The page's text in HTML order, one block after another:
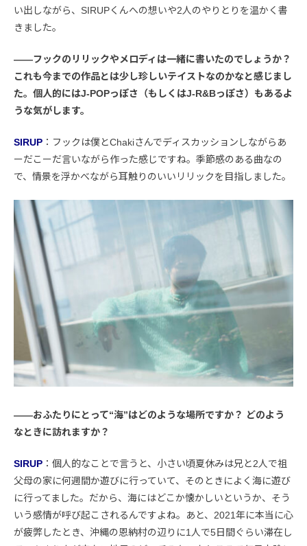
い出しながら、SIRUPくんへの想いや2人のやりとりを温かく書
きました。
――フックのリリックやメロディは一緒に書いたのでしょうか？
これも今までの作品とは少し珍しいテイストなのかなと感じまし
た。個人的にはJ-POPっぽさ（もしくはJ-R&Bっぽさ）もあるよ
うな気がします。
SIRUP ：フックは僕とChakiさんでディスカッションしながらあ
ーだこーだ言いながら作った感じですね。季節感のある曲なの
で、情景を浮かべながら耳触りのいいリリックを目指しました。
――おふたりにとって“海”はどのような場所ですか？ どのよう
なときに訪れますか？
SIRUP ：個人的なことで言うと、小さい頃夏休みは兄と2人で祖
父母の家に何週間か遊びに行っていて、そのときによく海に遊び
に行ってました。だから、海にはどこか懐かしいというか、そう
いう感情が呼び起こされるんですよね。あと、2021年に本当に心
が疲弊したとき、沖縄の恩納村の辺りに1人で5日間ぐらい滞在し